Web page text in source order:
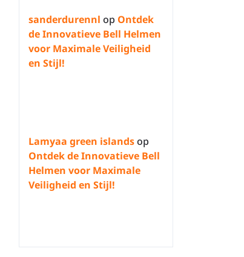
sanderdurennl op Ontdek
de Innovatieve Bell Helmen
voor Maximale Veiligheid
en Stijl!
Lamyaa green islandsop
Ontdek de Innovatieve Bell
Helmen voor Maximale
Veiligheid en Stijl!